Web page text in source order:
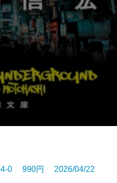
0 990円 2026/04/22